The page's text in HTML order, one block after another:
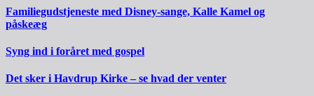
Familiegudstjeneste med Disney-sange, Kalle Kamel og
påskeæg
Syng ind i foråret med gospel
Det sker i Havdrup Kirke – se hvad der venter